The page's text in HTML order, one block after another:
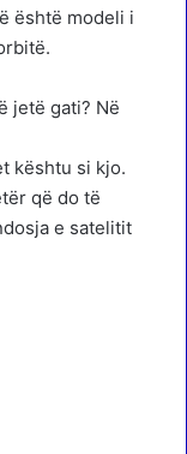
është modeli i
jetë gati? Në
kështu si kjo.
që do të
e satelitit